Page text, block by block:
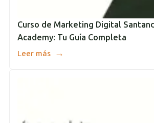
Curso de Marketing Digital
Academy: Tu Guía Completa
Leer más →